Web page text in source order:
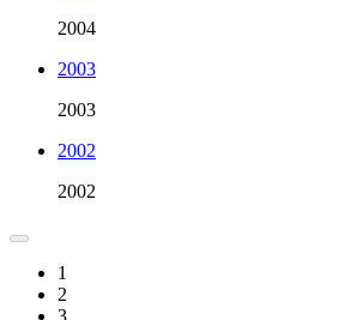
2004
2003
2003
2002
2002
1
2